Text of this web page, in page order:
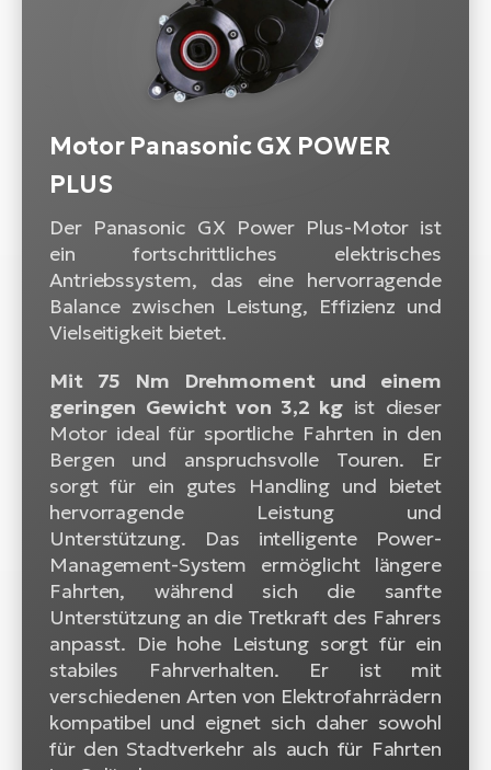
Motor Panasonic GX POWER
PLUS
Der Panasonic GX Power Plus-Motor ist
ein fortschrittliches elektrisches
Antriebssystem, das eine hervorragende
Balance zwischen Leistung, Effizienz und
Vielseitigkeit bietet.
Mit 75 Nm Drehmoment und einem
geringen Gewicht von 3,2 kg ist dieser
Motor ideal für sportliche Fahrten in den
Bergen und anspruchsvolle Touren. Er
sorgt für ein gutes Handling und bietet
hervorragende Leistung und
Unterstützung. Das intelligente Power-
Management-System ermöglicht längere
Fahrten, während sich die sanfte
Unterstützung an die Tretkraft des Fahrers
anpasst. Die hohe Leistung sorgt für ein
stabiles Fahrverhalten. Er ist mit
verschiedenen Arten von Elektrofahrrädern
kompatibel und eignet sich daher sowohl
für den Stadtverkehr als auch für Fahrten